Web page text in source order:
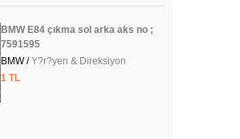
BMW E84 çıkma sol arka aks no ;
7591595
BMW /Y?r?yen & Direksiyon
1 TL